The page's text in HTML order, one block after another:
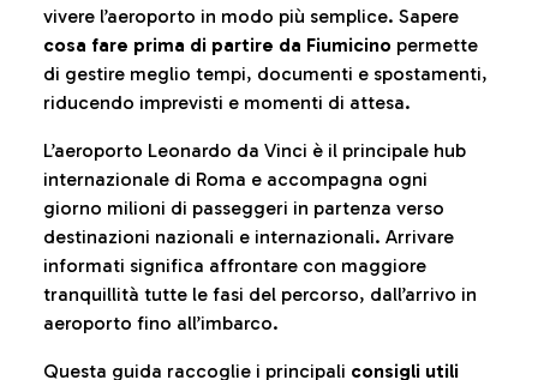
vivere l’aeroporto in modo più semplice. Sapere
cosa fare prima di partire da Fiumicino permette
di gestire meglio tempi, documenti e spostamenti,
riducendo imprevisti e momenti di attesa.
L’aeroporto Leonardo da Vinci è il principale hub
internazionale di Roma e accompagna ogni
giorno milioni di passeggeri in partenza verso
destinazioni nazionali e internazionali. Arrivare
informati significa affrontare con maggiore
tranquillità tutte le fasi del percorso, dall’arrivo in
aeroporto fino all’imbarco.
Questa guida raccoglie i principali consigli utili